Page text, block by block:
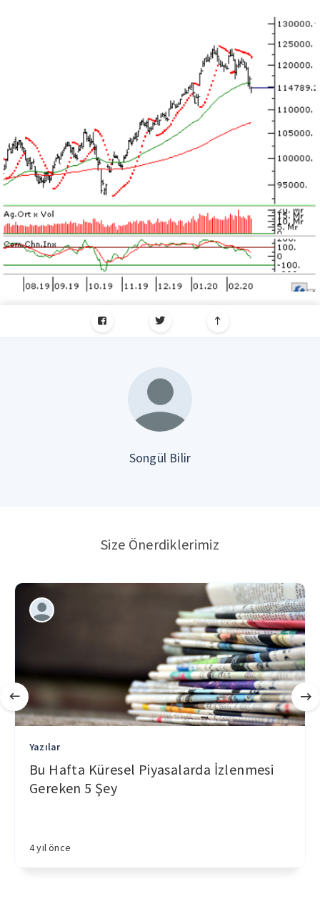
Songül Bilir
Size Önerdiklerimiz
Yazılar
Bu Hafta Küresel Piyasalarda İzlenmesi
Gereken 5 Şey
4 yıl önce